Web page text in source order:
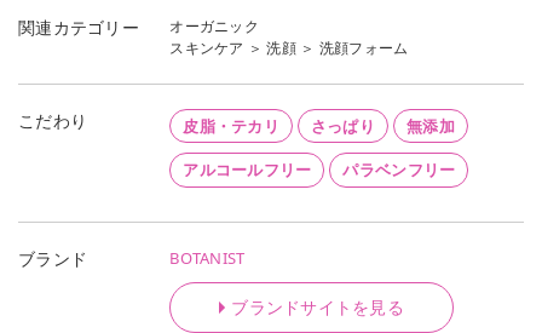
関連カテゴリー
オーガニック
スキンケア ＞洗顔 ＞ 洗顔フォーム
こだわり 皮脂・テカリ さっぱり 無添加
アルコールフリー パラベンフリー
ブランド BOTANIST
ブランドサイトを見る